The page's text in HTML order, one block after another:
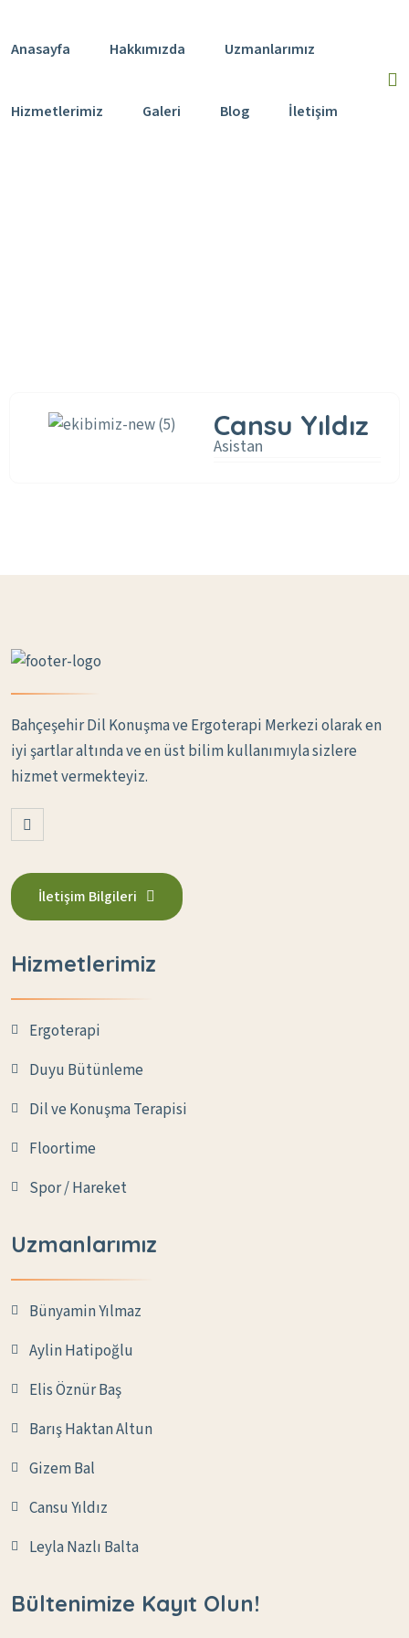
Anasayfa Hakkımızda Uzmanlarımız
Hizmetlerimiz Galeri Blog İletişim
Cansu Yıldız
Asistan
Bahçeşehir Dil Konuşma ve Ergoterapi Merkezi olarak en
iyi şartlar altında ve en üst bilim kullanımıyla sizlere
hizmet vermekteyiz.
İletişim Bilgileri
Hizmetlerimiz
Ergoterapi
Duyu Bütünleme
Dil ve Konuşma Terapisi
Floortime
Spor / Hareket
Uzmanlarımız
Bünyamin Yılmaz
Aylin Hatipoğlu
Elis Öznür Baş
Barış Haktan Altun
Gizem Bal
Cansu Yıldız
Leyla Nazlı Balta
Bültenimize Kayıt Olun!